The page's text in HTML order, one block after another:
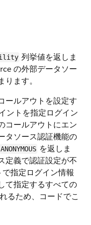
列挙値を返しま
の外部データソー
ます。
ールアウトを設定す
ントを指定ログイン
コールアウトにエン
タソース認証機能の
ANONYMOUS を返しま
定義で認証設定が不
指定ログイン情報
て指定するすべての
るため、コードでこ